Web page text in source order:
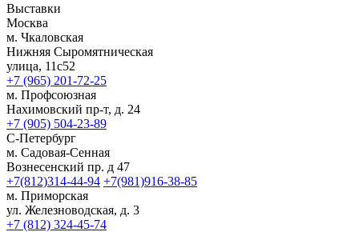
Выставки
Москва
м. Чкаловская
Нижняя Сыромятническая
улица, 11с52
+7 (965) 201-72-25
м. Профсоюзная
Нахимовский пр-т, д. 24
+7 (905) 504-23-89
С-Петербург
м. Садовая-Сенная
Вознесенский пр. д 47
+7(812)314-44-94 +7(981)916-38-85
м. Приморская
ул. Железноводская, д. 3
+7 (812) 324-45-74